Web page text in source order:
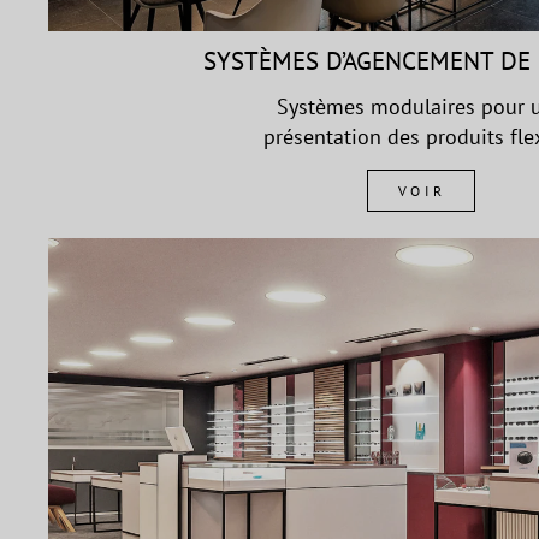
SYSTÈMES D’AGENCEMENT
Systèmes modulaires pour
présentation des produits
VOIR